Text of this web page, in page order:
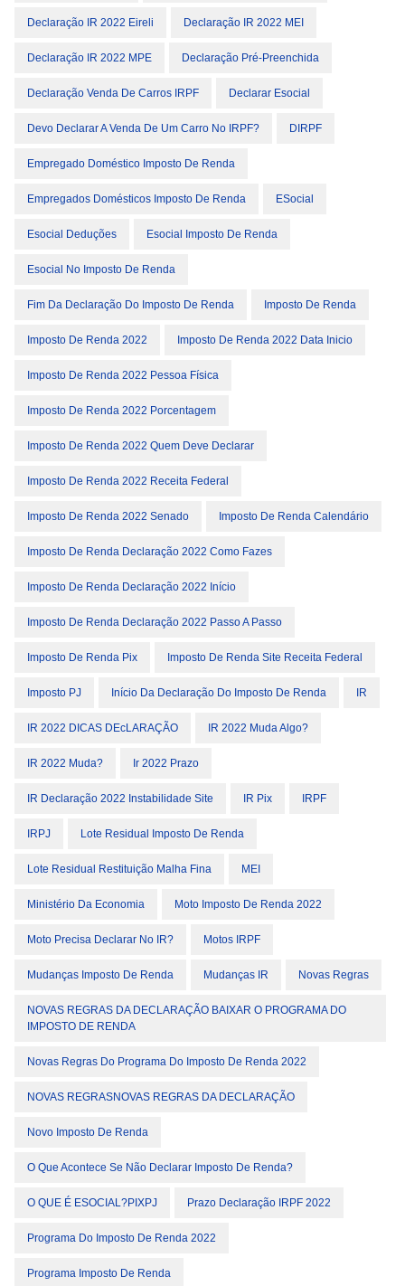
Declaração IR 2022 Eireli Declaração IR 2022 MEI
Declaração IR 2022 MPE Declaração Pré-Preenchida
Declaração Venda De Carros IRPF Declarar Esocial
Devo Declarar A Venda De Um Carro No IRPF? DIRPF
Empregado Doméstico Imposto De Renda
Empregados Domésticos Imposto De Renda ESocial
Esocial Deduções Esocial Imposto De Renda
Esocial No Imposto De Renda
Fim Da Declaração Do Imposto De Renda Imposto De Renda
Imposto De Renda 2022 Imposto De Renda 2022 Data Inicio
Imposto De Renda 2022 Pessoa Física
Imposto De Renda 2022 Porcentagem
Imposto De Renda 2022 Quem Deve Declarar
Imposto De Renda 2022 Receita Federal
Imposto De Renda 2022 Senado Imposto De Renda Calendário
Imposto De Renda Declaração 2022 Como Fazes
Imposto De Renda Declaração 2022 Início
Imposto De Renda Declaração 2022 Passo A Passo
Imposto De Renda Pix Imposto De Renda Site Receita Federal
Imposto PJ Início Da Declaração Do Imposto De Renda IR
IR 2022 DICAS DEcLARAÇÃO IR 2022 Muda Algo?
IR 2022 Muda? Ir 2022 Prazo
IR Declaração 2022 Instabilidade Site IR Pix IRPF
IRPJ Lote Residual Imposto De Renda
Lote Residual Restituição Malha Fina MEI
Ministério Da Economia Moto Imposto De Renda 2022
Moto Precisa Declarar No IR? Motos IRPF
Mudanças Imposto De Renda Mudanças IR Novas Regras
NOVAS REGRAS DA DECLARAÇÃO BAIXAR O PROGRAMA DO
IMPOSTO DE RENDA
Novas Regras Do Programa Do Imposto De Renda 2022
NOVAS REGRASNOVAS REGRAS DA DECLARAÇÃO
Novo Imposto De Renda
O Que Acontece Se Não Declarar Imposto De Renda?
O QUE É ESOCIAL?PIXPJ Prazo Declaração IRPF 2022
Programa Do Imposto De Renda 2022
Programa Imposto De Renda